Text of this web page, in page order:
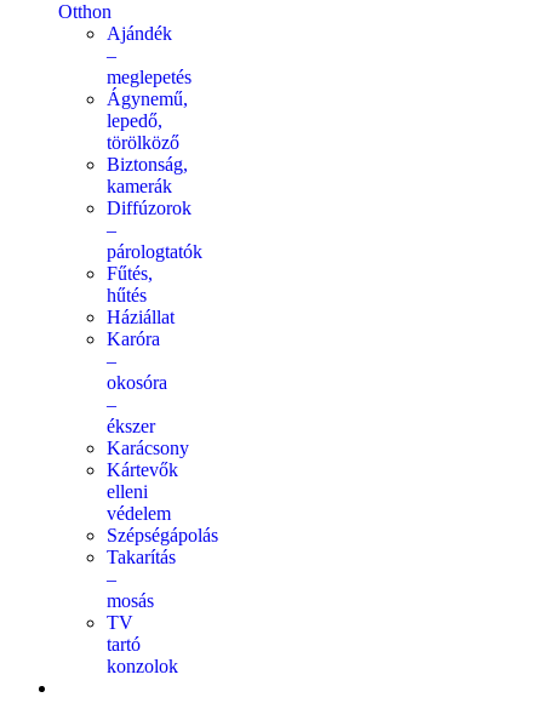
Otthon
Ajándék
–
meglepetés
Ágynemű,
lepedő,
törölköző
Biztonság,
kamerák
Diffúzorok
–
párologtatók
Fűtés,
hűtés
Háziállat
Karóra
–
okosóra
–
ékszer
Karácsony
Kártevők
elleni
védelem
Szépségápolás
Takarítás
–
mosás
TV
tartó
konzolok